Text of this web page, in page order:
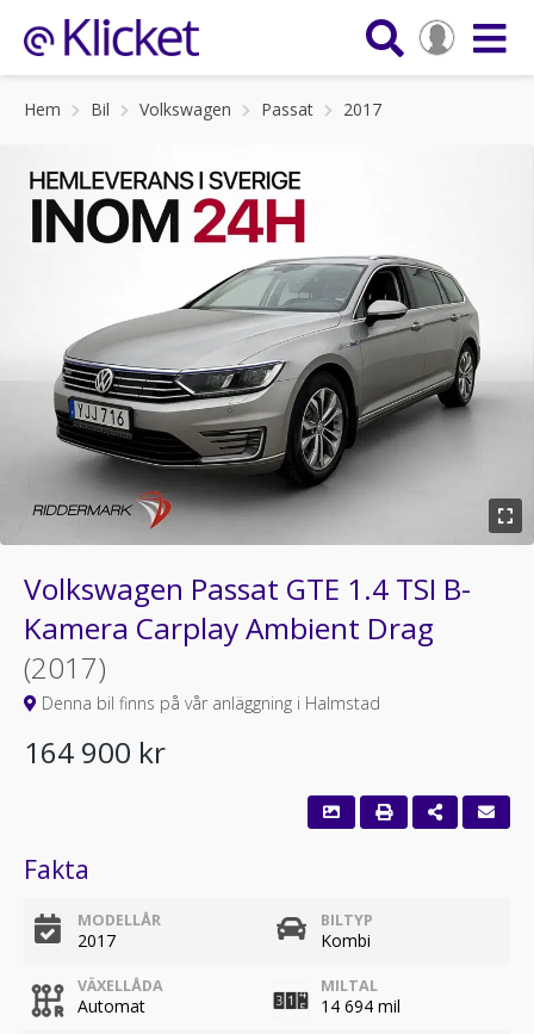
Hem Bil Volkswagen Passat 2017
Volkswagen Passat GTE 1.4 TSI B-
Kamera Carplay Ambient Drag
(2017)
Denna bil finns på vår anläggning i Halmstad
164 900 kr
Fakta
MODELLÅR
2017
BILTYP
Kombi
VÄXELLÅDA
Automat
MILTAL
14 694 mil